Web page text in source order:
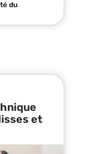
du
et